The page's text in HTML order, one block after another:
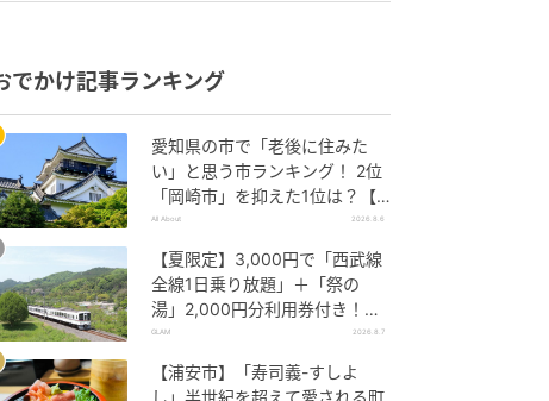
でかけ記事ランキング
愛知県の市で「老後に住みた
い」と思う市ランキング！ 2位
「岡崎市」を抑えた1位は？【2
026年調査】
All About 2026.8.6
【夏限定】3,000円で「西武線
全線1日乗り放題」＋「祭の
湯」2,000円分利用券付き！
『秩父 夏のおでかけきっぷ』で
GLAM 2026.8.7
【浦安市】「寿司義-すしよ
し」半世紀を超えて愛される町